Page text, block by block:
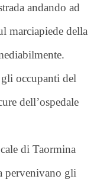
andando ad
marciapiede della
occupanti del
dell’ospedale
di Taormina
pervenivano gli